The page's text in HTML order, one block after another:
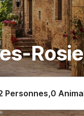
Personnes,0